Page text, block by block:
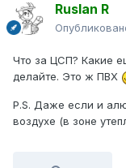
Ruslan R
Что за ЦСП? Какие
делайте. Это ж ПВХ
P.S. Даже если и
воздухе (в зоне